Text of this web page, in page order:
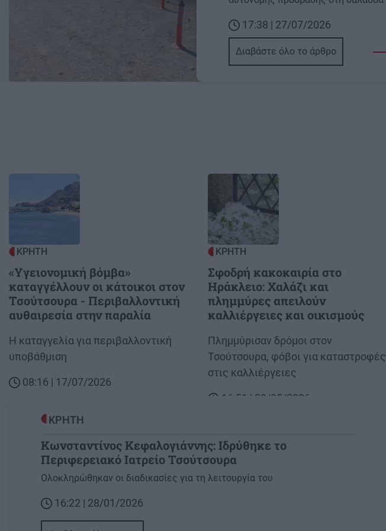
17:38 | 27/07/2026
Διαβάστε όλο το άρθρο
ΚΡΗΤΗ
«Υγειονομική βόμβα»
καταγγέλλουν οι κάτοικοι στον
Τσούτσουρα - Περιβαλλοντική
αυθαιρεσία στην παραλία
Body
Η καταγγελία για περιβαλλοντική
υποβάθμιση
08:16 | 17/07/2026
ΚΡΗΤΗ
Σφοδρή κακοκαιρία στο
Ηράκλειο: Χαλάζι και
πλημμύρες απειλούν
καλλιέργειες και οικισμούς
Body
Πλημμύρισαν δρόμοι στον
Τσούτσουρα, φόβοι για καταστροφές
στις καλλιέργειες
16:51 | 23/05/2026
ΚΡΗΤΗ
Κωνσταντίνος Κεφαλογιάννης: Ιδρύθηκε το
Περιφερειακό Ιατρείο Τσούτσουρα
Ολοκληρώθηκαν οι διαδικασίες για τη λειτουργία του
16:22 | 28/01/2026